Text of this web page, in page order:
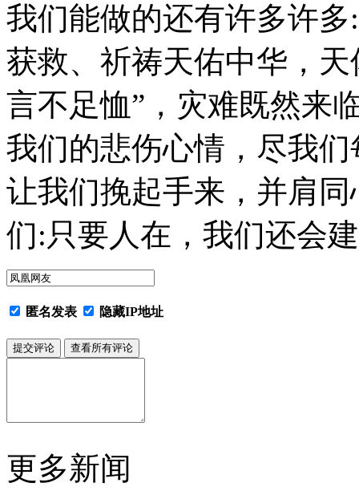
我们能做的还有许多许
获救、祈祷天佑中华，
言不足恤”，灾难既然来
我们的悲伤心情，尽我
让我们挽起手来，并肩
们:只要人在，我们还会
匿名发表 隐藏IP地址
更多新闻